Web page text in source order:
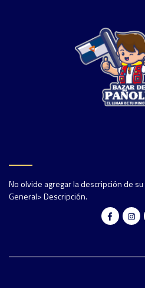
No olvide agregar la descripción de
General> Descripción.